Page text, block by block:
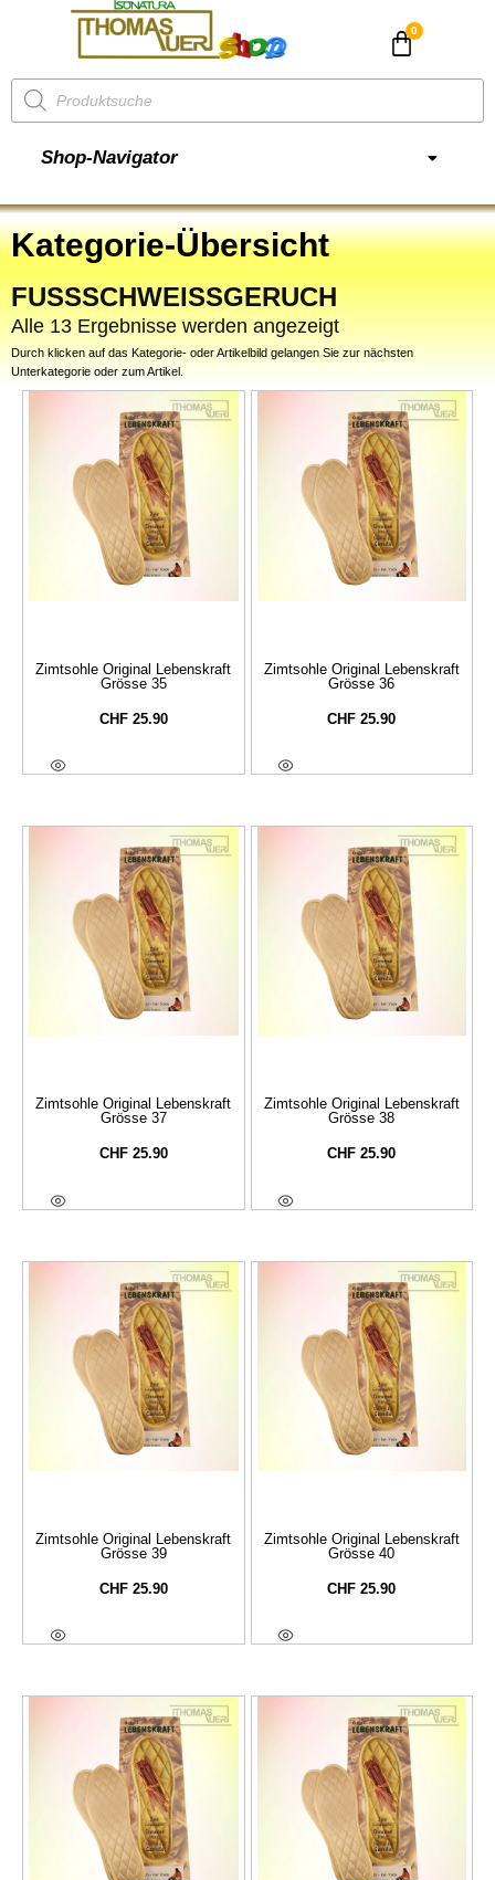
Shop-Navigator
Kategorie-Übersicht
FUSSSCHWEISSGERUCH
Alle 13 Ergebnisse werden angezeigt
Durch klicken auf das Kategorie- oder Artikelbild gelangen Sie zur nächsten
Unterkategorie oder zum Artikel.
Zimtsohle Original Lebenskraft
Grösse 35
CHF25.90
Zimtsohle Original Lebenskraft
Grösse 36
CHF 25.90
Zimtsohle Original Lebenskraft
Grösse 37
CHF25.90
Zimtsohle Original Lebenskraft
Grösse 38
CHF 25.90
Zimtsohle Original Lebenskraft
Grösse 39
CHF25.90
Zimtsohle Original Lebenskraft
Grösse 40
CHF 25.90